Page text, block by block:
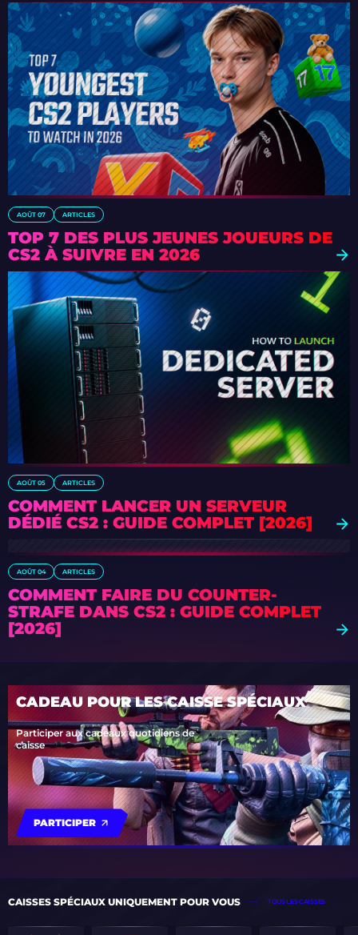
AOÛT 07 ARTICLES
TOP 7 DES PLUS JEUNES JOUEURS DE
CS2 À SUIVRE EN 2026
AOÛT 05 ARTICLES
COMMENT LANCER UN SERVEUR
DÉDIÉ CS2 : GUIDE COMPLET [2026]
AOÛT 04 ARTICLES
COMMENT FAIRE DU COUNTER-
STRAFE DANS CS2 : GUIDE COMPLET
[2026]
CADEAU POUR LES CAISSE SPÉCIAUX
Participer aux cadeaux quotidiens de
caisse
PARTICIPER
CAISSES SPÉCIAUX UNIQUEMENT POUR VOUS TOUS LES CAISSES